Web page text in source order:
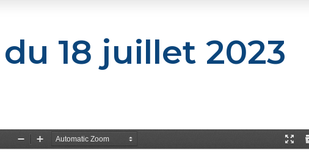
18 juillet 2023